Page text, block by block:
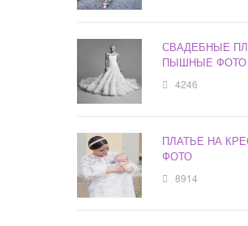
СВАДЕБНЫЕ
ПЫШНЫЕ ФОТО
4246
ПЛАТЬЕ НА
ФОТО
8914